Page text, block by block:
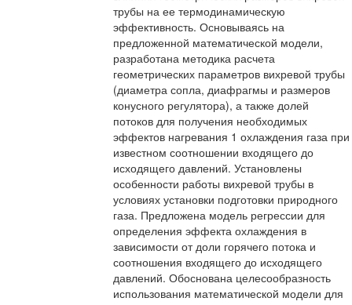
трубы на ее термодинамическую
эффективность. Основываясь на
предложенной математической модели,
разработана методика расчета
геометрических параметров вихревой трубы
(диаметра сопла, диафрагмы и размеров
конусного регулятора), а также долей
потоков для получения необходимых
эффектов нагревания 1 охлаждения газа при
известном соотношении входящего до
исходящего давлений. Установлены
особенности работы вихревой трубы в
условиях установки подготовки природного
газа. Предложена модель регрессии для
определения эффекта охлаждения в
зависимости от доли горячего потока и
соотношения входящего до исходящего
давлений. Обоснована целесообразность
использования математической модели для